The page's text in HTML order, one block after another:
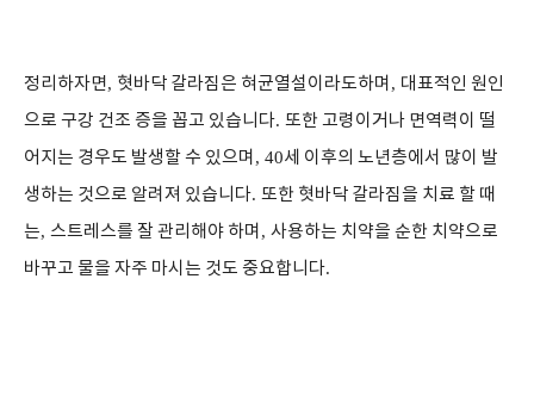
정리하자면, 혓바닥 갈라짐은 혀균열설이라도하며 , 대표적인 원인
으로 구강 건조 증을 꼽고 있습니다. 또한 고령이거나 면역력이 떨
어지는 경우도 발생할 수 있으며 , 40세 이후의 노년층에서 많이 발
생하는 것으로 알려져 있습니다. 또한 혓바닥 갈라짐을 치료 할 때
는, 스트레스를 잘 관리해야 하며 , 사용하는 치약을 순한 치약으로
바꾸고 물을 자주 마시는 것도 중요합니다.